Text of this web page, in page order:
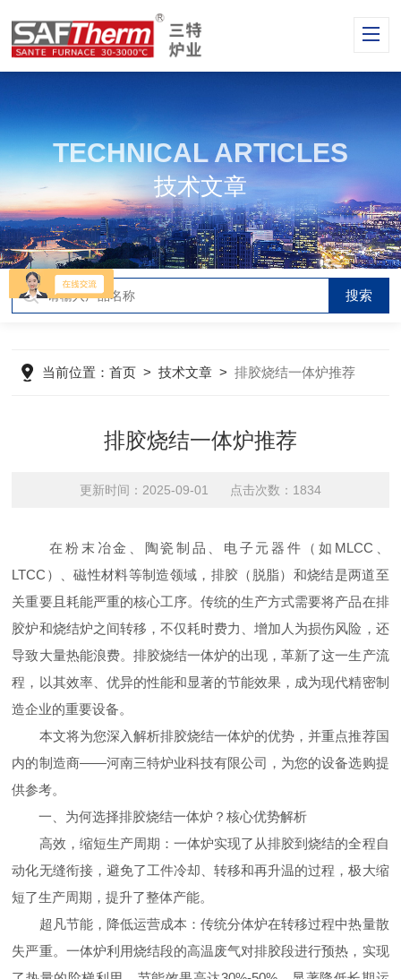
TECHNICAL ARTICLES
技术文章
当前位置：首页 >技术文章 >排胶烧结一体炉推荐
排胶烧结一体炉推荐
更新时间：2025-09-01 点击次数：1834
在粉末冶金、陶瓷制品、电子元器件（如MLCC、
LTCC）、磁性材料等制造领域，排胶（脱脂）和烧结是两道至
关重要且耗能严重的核心工序。传统的生产方式需要将产品在排
胶炉和烧结炉之间转移，不仅耗时费力、增加人为损伤风险，还
导致大量热能浪费。排胶烧结一体炉的出现，革新了这一生产流
程，以其效率、优异的性能和显著的节能效果，成为现代精密制
造企业的重要设备。
本文将为您深入解析排胶烧结一体炉的优势，并重点推荐国
内的制造商——河南三特炉业科技有限公司，为您的设备选购提
供参考。
一、为何选择排胶烧结一体炉？核心优势解析
高效，缩短生产周期：一体炉实现了从排胶到烧结的全程自
动化无缝衔接，避免了工件冷却、转移和再升温的过程，极大缩
短了生产周期，提升了整体产能。
超凡节能，降低运营成本：传统分体炉在转移过程中热量散
失严重。一体炉利用烧结段的高温废气对排胶段进行预热，实现